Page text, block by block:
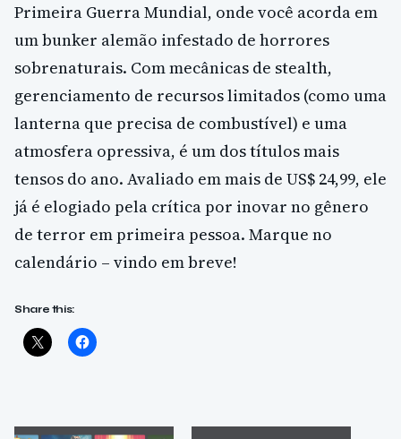
Primeira Guerra Mundial, onde você acorda em
um bunker alemão infestado de horrores
sobrenaturais. Com mecânicas de stealth,
gerenciamento de recursos limitados (como uma
lanterna que precisa de combustível) e uma
atmosfera opressiva, é um dos títulos mais
tensos do ano. Avaliado em mais de US$ 24,99, ele
já é elogiado pela crítica por inovar no gênero
de terror em primeira pessoa. Marque no
calendário – vindo em breve!
Share this: